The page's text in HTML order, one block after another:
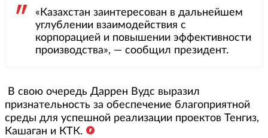
«Казахстан заинтересован в дальнейшем
углублении взаимодействия с
корпорацией и повышении эффективности
производства», — сообщил президент.
В свою очередь Даррен Вудс выразил
признательность за обеспечение благоприятной
среды для успешной реализации проектов Тенгиз,
Кашаган и КТК.